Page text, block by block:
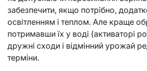
забезпечити, якщо потрібно,
освітленням і теплом. Але краще
потримавши їх у воді (активаторі
дружні сходи і відмінний урожай
терміни.